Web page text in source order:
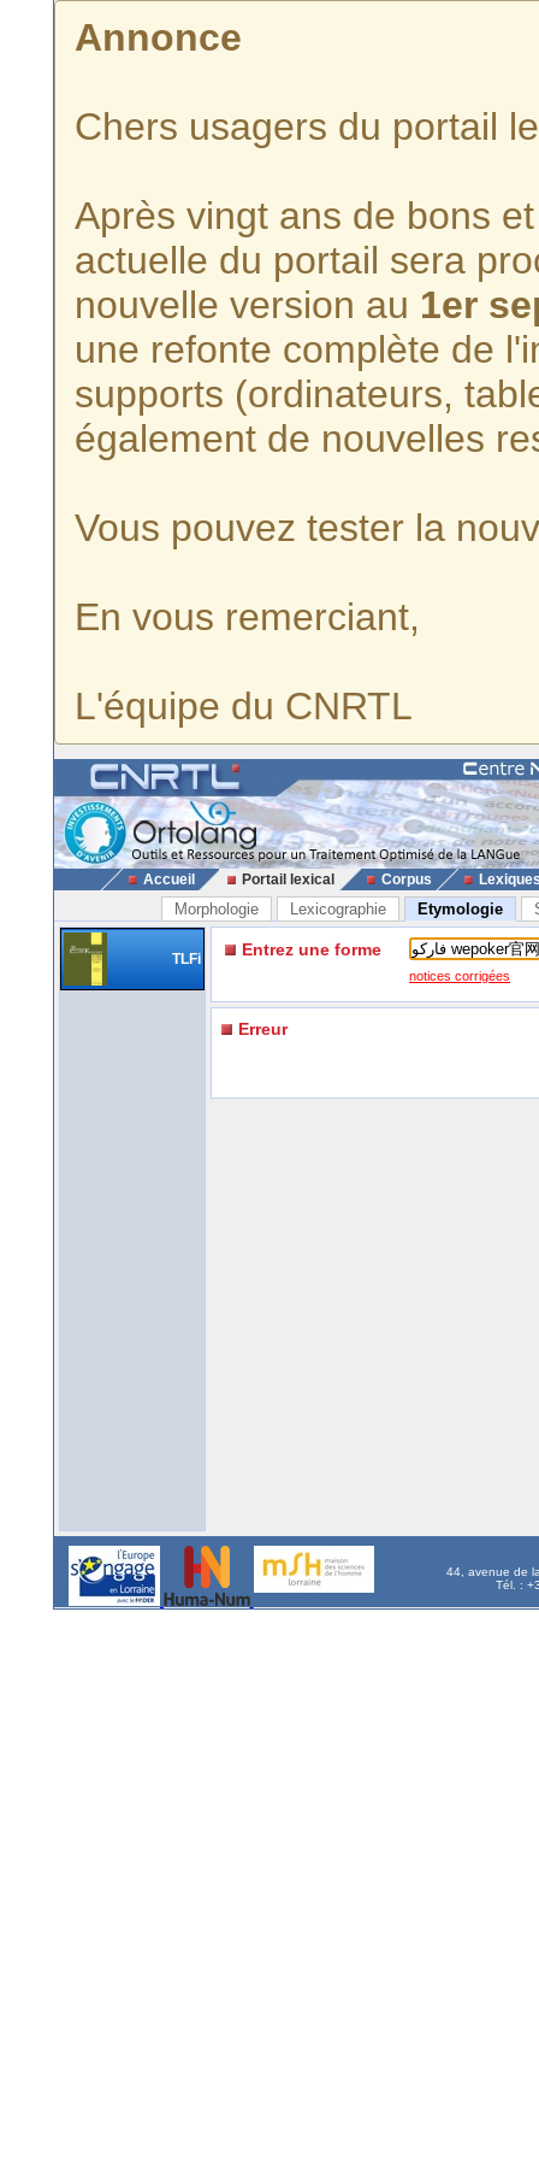
Annonce
Chers usagers du portail
Après vingt ans de bons
actuelle du portail sera
nouvelle version au 1er
une refonte complète de
supports (ordinateurs,
également de nouvelles
Vous pouvez tester la
En vous remerciant,
L'équipe du CNRTL
Accueil Portail lexical Corpus
Morphologie Lexicographie Etymologie
TLFi Entrez une forme
notices corrigées
Erreur
44, avenue de
Tél. :